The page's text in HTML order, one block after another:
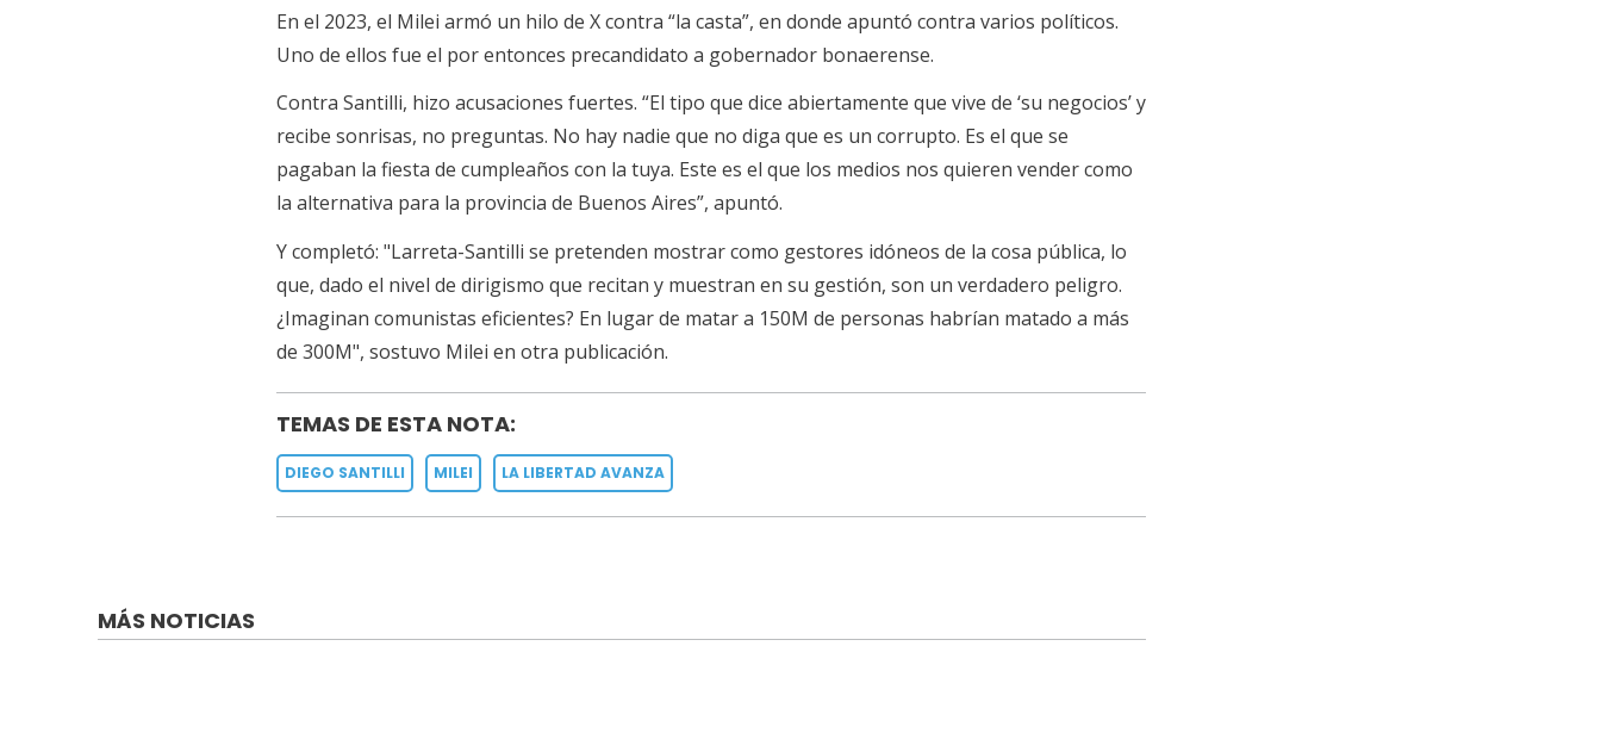
En el 2023, el Milei armó un hilo de X contra “la casta”, en donde apuntó contra varios políticos.
Uno de ellos fue el por entonces precandidato a gobernador bonaerense.
Contra Santilli, hizo acusaciones fuertes. “El tipo que dice abiertamente que vive de ‘su negocios’ y
recibe sonrisas, no preguntas. No hay nadie que no diga que es un corrupto. Es el que se
pagaban la fiesta de cumpleaños con la tuya. Este es el que los medios nos quieren vender como
la alternativa para la provincia de Buenos Aires”, apuntó.
Y completó: "Larreta-Santilli se pretenden mostrar como gestores idóneos de la cosa pública, lo
que, dado el nivel de dirigismo que recitan y muestran en su gestión, son un verdadero peligro.
¿Imaginan comunistas eficientes? En lugar de matar a 150M de personas habrían matado a más
de 300M", sostuvo Milei en otra publicación.
TEMAS DE ESTA NOTA:
DIEGO SANTILLI MILEI LA LIBERTAD AVANZA
MÁS NOTICIAS